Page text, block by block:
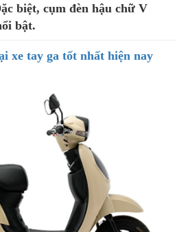
biệt, cụm đèn hậu chữ V
bật.
xe tay ga tốt nhất hiện nay